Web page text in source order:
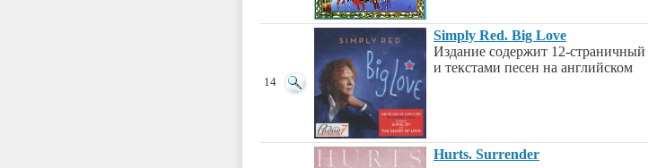
14
Simply Red. Big Love
Издание содержит 12-страничный
и текстами песен на английском
Hurts. Surrender